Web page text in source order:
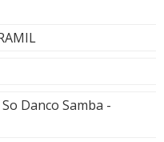
Danco Samba -